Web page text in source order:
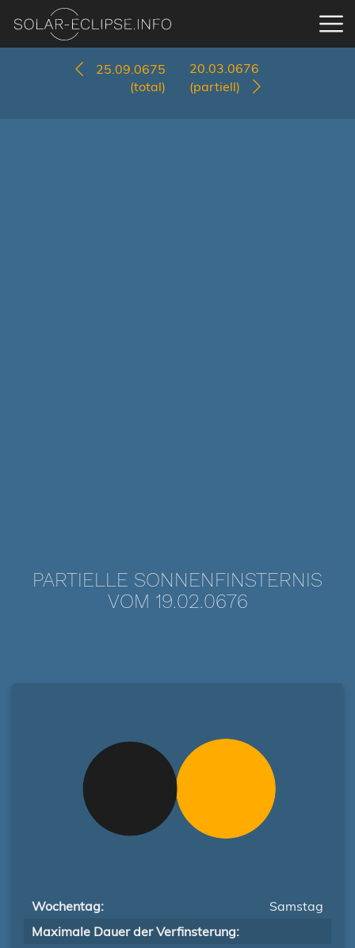
25.09.0675
(total)
20.03.0676
(partiell)
PARTIELLE SONNENFINSTERNIS
VOM 19.02.0676
Wochentag:
Samstag
Maximale Dauer der Verfinsterung: